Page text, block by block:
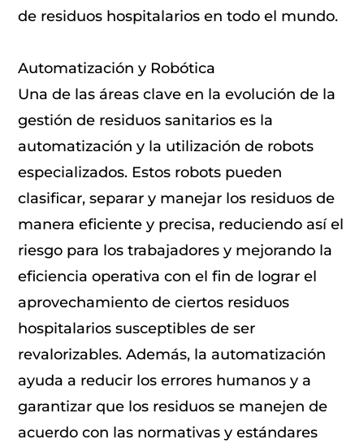
de residuos hospitalarios en todo el mundo.
Automatización y Robótica
Una de las áreas clave en la evolución de la
gestión de residuos sanitarios es la
automatización y la utilización de robots
especializados. Estos robots pueden
clasificar, separar y manejar los residuos de
manera eficiente y precisa, reduciendo así el
riesgo para los trabajadores y mejorando la
eficiencia operativa con el fin de lograr el
aprovechamiento de ciertos residuos
hospitalarios susceptibles de ser
revalorizables. Además, la automatización
ayuda a reducir los errores humanos y a
garantizar que los residuos se manejen de
acuerdo con las normativas y estándares